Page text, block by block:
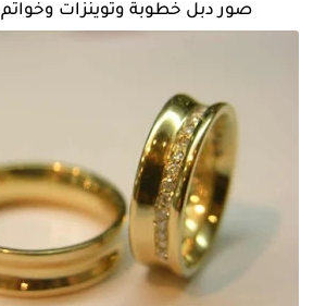
صور دبل خطوبة وتوينزات وخواتم 2025 جديدة